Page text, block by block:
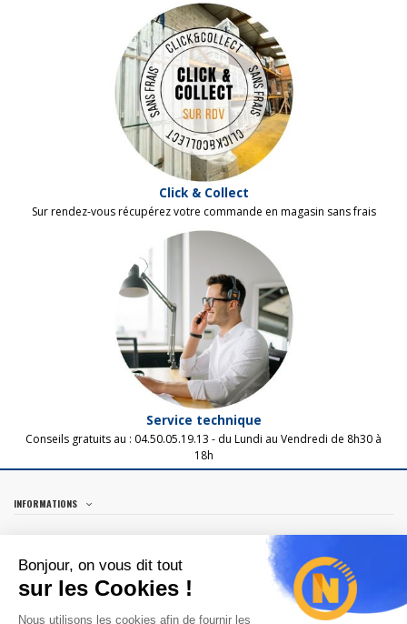
Click & Collect
Sur rendez-vous récupérez votre commande en magasin sans frais
Service technique
Conseils gratuits au : 04.50.05.19.13 - du Lundi au Vendredi de 8h30 à
18h
INFORMATIONS
NOS GUIDES
Bonjour, on vous dit tout
sur les Cookies !
Nous utilisons les cookies afin de fournir les